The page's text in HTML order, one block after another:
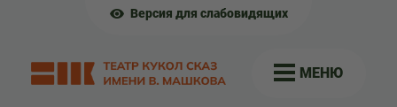
Версия для слабовидящих
МЕНЮ